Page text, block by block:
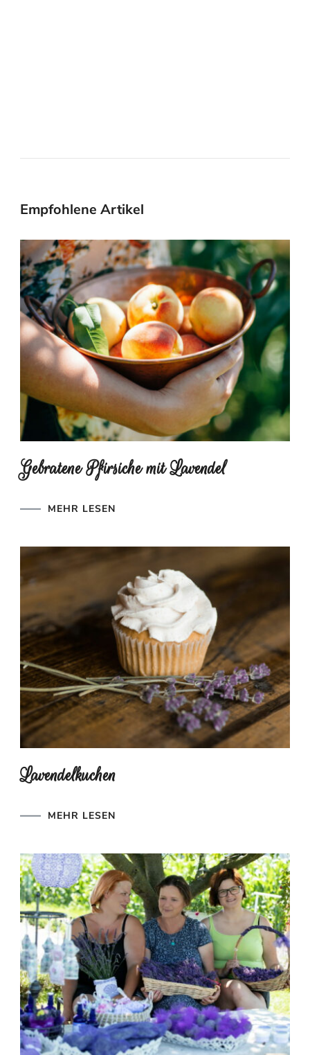
Empfohlene Artikel
Gebratene Pfirsiche mit Lavendel
MEHR LESEN
Lavendelkuchen
MEHR LESEN